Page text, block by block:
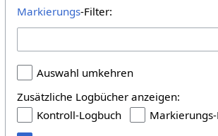
Markierungs-Filter:
Auswahl umkehren
Zusätzliche Logbücher anzeigen:
Kontroll-Logbuch